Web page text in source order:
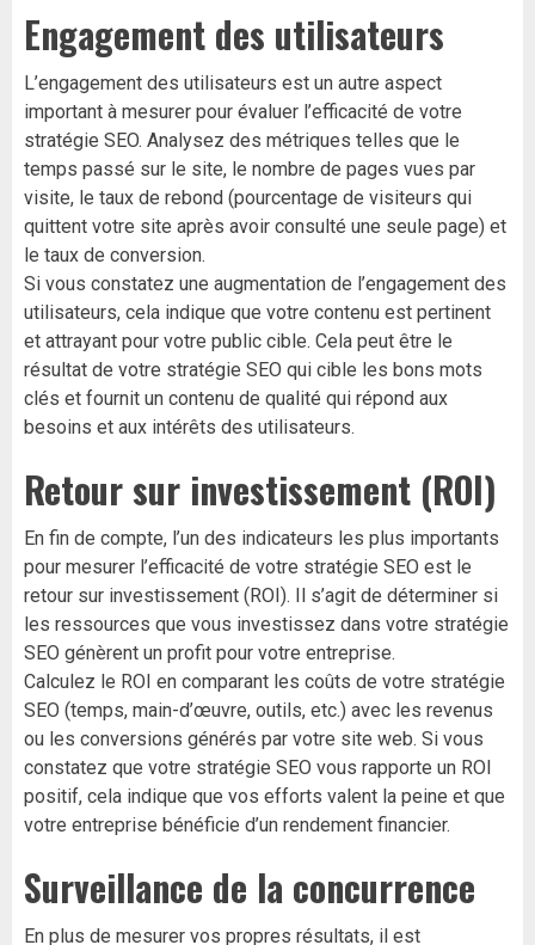
Engagement des utilisateurs
L’engagement des utilisateurs est un autre aspect
important à mesurer pour évaluer l’efficacité de votre
stratégie SEO. Analysez des métriques telles que le
temps passé sur le site, le nombre de pages vues par
visite, le taux de rebond (pourcentage de visiteurs qui
quittent votre site après avoir consulté une seule page) et
le taux de conversion.
Si vous constatez une augmentation de l’engagement des
utilisateurs, cela indique que votre contenu est pertinent
et attrayant pour votre public cible. Cela peut être le
résultat de votre stratégie SEO qui cible les bons mots
clés et fournit un contenu de qualité qui répond aux
besoins et aux intérêts des utilisateurs.
Retour sur investissement (ROI)
En fin de compte, l’un des indicateurs les plus importants
pour mesurer l’efficacité de votre stratégie SEO est le
retour sur investissement (ROI). Il s’agit de déterminer si
les ressources que vous investissez dans votre stratégie
SEO génèrent un profit pour votre entreprise.
Calculez le ROI en comparant les coûts de votre stratégie
SEO (temps, main-d’œuvre, outils, etc.) avec les revenus
ou les conversions générés par votre site web. Si vous
constatez que votre stratégie SEO vous rapporte un ROI
positif, cela indique que vos efforts valent la peine et que
votre entreprise bénéficie d’un rendement financier.
Surveillance de la concurrence
En plus de mesurer vos propres résultats, il est